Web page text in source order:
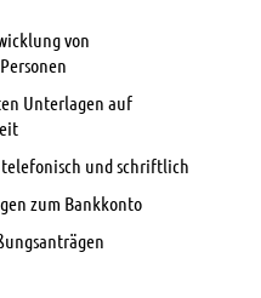
von
Unterlagen auf
und schriftlich
zum Bankkonto